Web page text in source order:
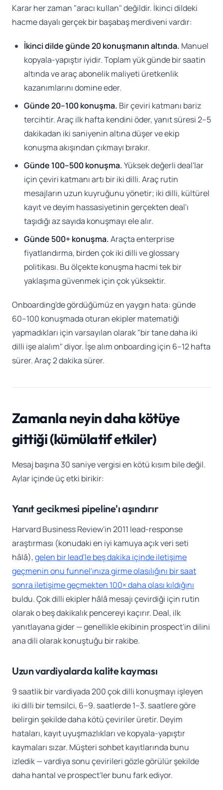
Karar her zaman "aracı kullan" değildir. İkinci dildeki
hacme dayalı gerçek bir başabaş merdiveni vardır:
İkinci dilde günde 20 konuşmanın altında. Manuel
kopyala-yapıştır iyidir. Toplam yük günde bir saatin
altında ve araç abonelik maliyeti üretkenlik
kazanımlarını domine eder.
Günde 20–100 konuşma. Bir çeviri katmanı bariz
tercihtir. Araç ilk hafta kendini öder, yanıt süresi 2–5
dakikadan iki saniyenin altına düşer ve ekip
konuşma akışından çıkmayı bırakır.
Günde 100–500 konuşma.Yüksek değerli deal'lar
için çeviri katmanı artı bir iki dilli. Araç rutin
mesajların uzun kuyruğunu yönetir; iki dilli, kültürel
kayıt ve deyim hassasiyetinin gerçekten deal'ı
taşıdığı az sayıda konuşmayı ele alır.
Günde 500+ konuşma.Araçta enterprise
fiyatlandırma, birden çok iki dilli ve glossary
politikası. Bu ölçekte konuşma hacmi tek bir
yaklaşıma güvenmek için çok yüksektir.
Onboarding'de gördüğümüz en yaygın hata: günde
60–100 konuşmada oturan ekipler matematiği
yapmadıkları için varsayılan olarak "bir tane daha iki
dilli işe alalım" diyor. İşe alım onboarding için 6–12 hafta
sürer. Araç 2 dakika sürer.
Zamanla neyin daha kötüye
gittiği (kümülatif etkiler)
Mesaj başına 30 saniye vergisi en kötü kısım bile değil.
Aylar içinde üç etki birikir:
Yanıt gecikmesi pipeline'ı aşındırır
Harvard Business Review'in 2011 lead-response
araştırması (konudaki en iyi kamuya açık veri seti
hâlâ),gelen bir lead'le beş dakika içinde iletişime
geçmenin onu funnel'ınıza girme olasılığını bir saat
sonra iletişime geçmekten 100× daha olası kıldığını
buldu. Çok dilli ekipler hâlâ mesajı çevirdiği için rutin
olarak o beş dakikalık pencereyi kaçırır. Deal, ilk
yanıtlayana gider — genellikle ekibinin prospect'in dilini
ana dili olarak konuştuğu bir rakibe.
Uzun vardiyalarda kalite kayması
9 saatlik bir vardiyada 200 çok dilli konuşmayı işleyen
iki dilli bir temsilci, 6–9. saatlerde 1–3. saatlere göre
belirgin şekilde daha kötü çeviriler üretir. Deyim
hataları, kayıt uyuşmazlıkları ve kopyala-yapıştır
kaymaları sızar. Müşteri sohbet kayıtlarında bunu
izledik — vardiya sonu çevirileri gözle görülür şekilde
daha hantal ve prospect'ler bunu fark ediyor.